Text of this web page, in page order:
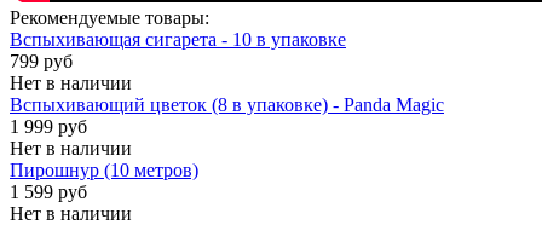
Рекомендуемые товары:
Вспыхивающая сигарета - 10 в упаковке
799 руб
Нет в наличии
Вспыхивающий цветок (8 в упаковке) - Panda Magic
1 999 руб
Нет в наличии
Пирошнур (10 метров)
1 599 руб
Нет в наличии